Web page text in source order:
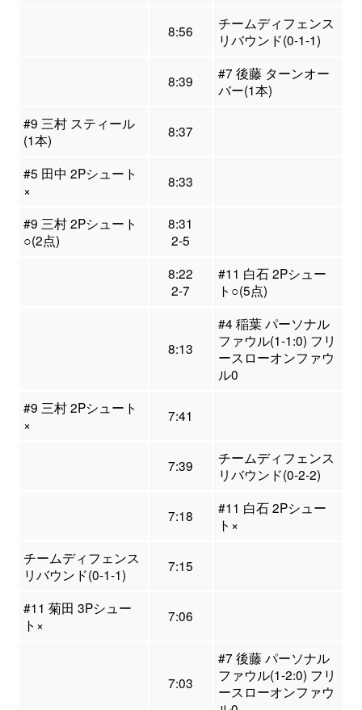
8:56
チームディフェンス
リバウンド(0-1-1)
8:39
#7 後藤 ターンオー
バー(1本)
#9 三村 スティール
(1本)
8:37
#5 田中 2Pシュート
×
8:33
#9 三村 2Pシュート
○(2点)
8:31
2-5
8:22
2-7
#11 白石 2Pシュー
ト○(5点)
8:13
#4 稲葉 パーソナル
ファウル(1-1:0) フリ
ースローオンファウ
ル0
#9 三村 2Pシュート
×
7:41
7:39
チームディフェンス
リバウンド(0-2-2)
7:18
#11 白石 2Pシュー
ト×
チームディフェンス
リバウンド(0-1-1)
7:15
#11 菊田 3Pシュー
ト×
7:06
7:03
#7 後藤 パーソナル
ファウル(1-2:0) フリ
ースローオンファウ